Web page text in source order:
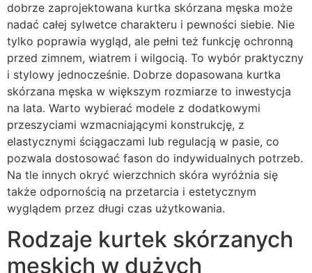
dobrze zaprojektowana kurtka skórzana męska może
nadać całej sylwetce charakteru i pewności siebie. Nie
tylko poprawia wygląd, ale pełni też funkcję ochronną
przed zimnem, wiatrem i wilgocią. To wybór praktyczny
i stylowy jednocześnie. Dobrze dopasowana kurtka
skórzana męska w większym rozmiarze to inwestycja
na lata. Warto wybierać modele z dodatkowymi
przeszyciami wzmacniającymi konstrukcję, z
elastycznymi ściągaczami lub regulacją w pasie, co
pozwala dostosować fason do indywidualnych potrzeb.
Na tle innych okryć wierzchnich skóra wyróżnia się
także odpornością na przetarcia i estetycznym
wyglądem przez długi czas użytkowania.
Rodzaje kurtek skórzanych
męskich w dużych